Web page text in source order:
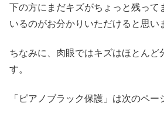
下の方にまだキズがちょっと残って
いるのがお分かりいただけると思い
ちなみに、肉眼ではキズはほとんど
す。
「ピアノブラック保護」は次のペー